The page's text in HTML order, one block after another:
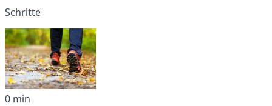
Schritte
0 min